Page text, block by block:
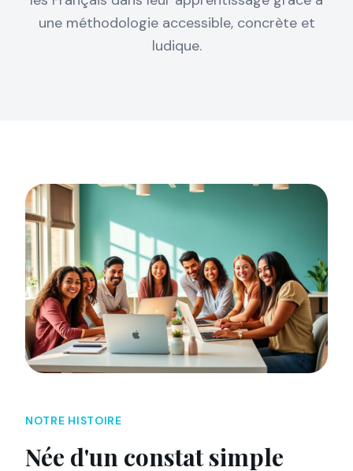
une méthodologie accessible, concrète et
ludique.
NOTRE HISTOIRE
Née d'un constat simple